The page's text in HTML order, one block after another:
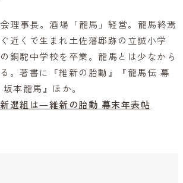
理事長。酒場「龍馬」経営。龍馬終焉
近くで生まれ土佐藩邸跡の立誠小学
銅駝中学校を卒業。龍馬とは少なから
。著書に『維新の胎動』『龍馬伝 幕
本龍馬』ほか。
選組は―維新の胎動 幕末年表帖